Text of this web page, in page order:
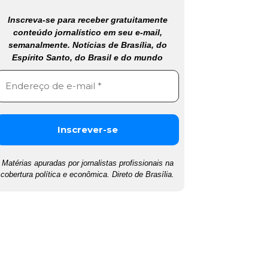
Inscreva-se para receber gratuitamente
conteúdo jornalístico em seu e-mail,
semanalmente. Notícias de Brasília, do
Espírito Santo, do Brasil e do mundo
Matérias apuradas por jornalistas profissionais na
cobertura política e econômica. Direto de Brasília.